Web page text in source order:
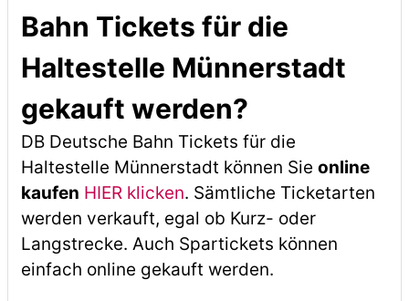
Bahn Tickets für die
Haltestelle Münnerstadt
gekauft werden?
DB Deutsche Bahn Tickets für die
Haltestelle Münnerstadt können Sie online
kaufen HIER klicken. Sämtliche Ticketarten
werden verkauft, egal ob Kurz- oder
Langstrecke. Auch Spartickets können
einfach online gekauft werden.